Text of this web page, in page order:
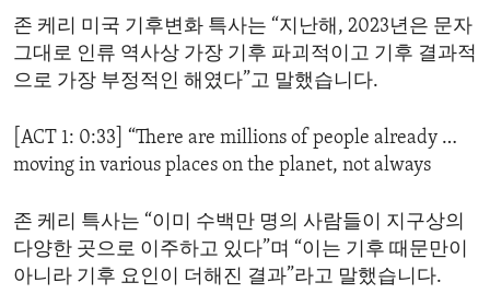
존 케리 미국 기후변화 특사는 “지난해, 2023년은 문자
그대로 인류 역사상 가장 기후 파괴적이고 기후 결과적
으로 가장 부정적인 해였다”고 말했습니다.
[ACT 1: 0:33] “There are millions of people already …
moving in various places on the planet, not always
존 케리 특사는 “이미 수백만 명의 사람들이 지구상의
다양한 곳으로 이주하고 있다”며 “이는 기후 때문만이
아니라 기후 요인이 더해진 결과”라고 말했습니다.